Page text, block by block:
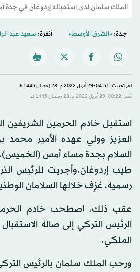
الملك سلمان لدى استقباله إردوغان في
جدة:«الشرق الأوسط» أنقرة: سعيد عبد
آخر تحديث: 04:31-29 أبريل 2022 م ـ 28 رَمضان 1443 هـ
نُشر: 00:22-29 أبريل 2022 م ـ 28 رَمضان 1443 هـ
استقبل خادم الحرمين الشريفين
العزيز وولي عهده الأمير
السلام بجدة مساء أمس
طيب إردوغان.وأجريت للرئيس
رسمية، عُزِف خلالها السلامان
عقب ذلك، اصطحب خادم
الرئيس التركي إلى صالة
الملكي.
ورحب الملك سلمان بالرئيس